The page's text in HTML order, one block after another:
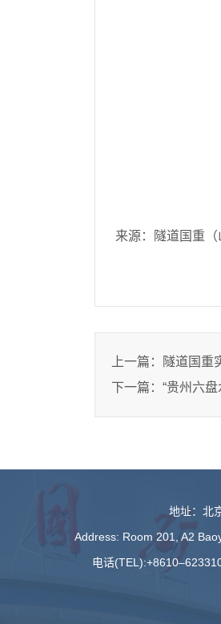
来源：隧道国重（
上一篇：
隧道国重
下一篇： “贵州六
地址：北
Address: Room 201, A2
电话